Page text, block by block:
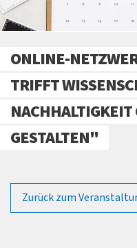
ONLINE-
TRIFFT
GESTALTEN"
Zurück zum